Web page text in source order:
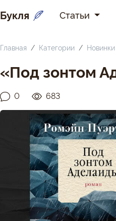
Букля Статьи
Главная Категории Новинки
«Под зонтом
0 683